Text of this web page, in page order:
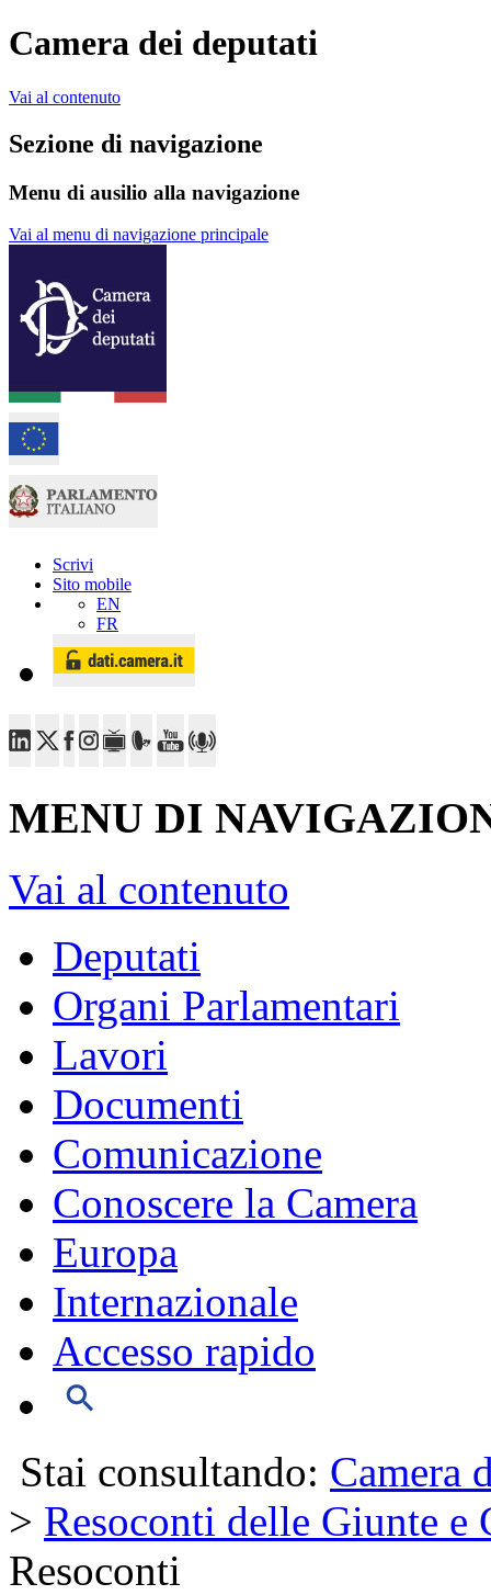
Camera dei deputati
Vai al contenuto
Sezione di navigazione
Menu di ausilio alla navigazione
Vai al menu di navigazione principale
Scrivi
Sito mobile
EN
FR
MENU DI
Vai al contenuto
Deputati
Organi Parlamentari
Lavori
Documenti
Comunicazione
Conoscere la Camera
Europa
Internazionale
Accesso rapido
Stai consultando: Camera
> Resoconti delle Giunte e
Resoconti